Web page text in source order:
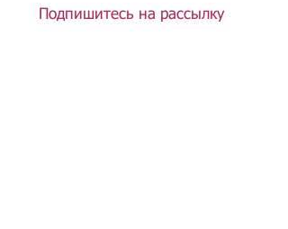
Подпишитесь на рассылку